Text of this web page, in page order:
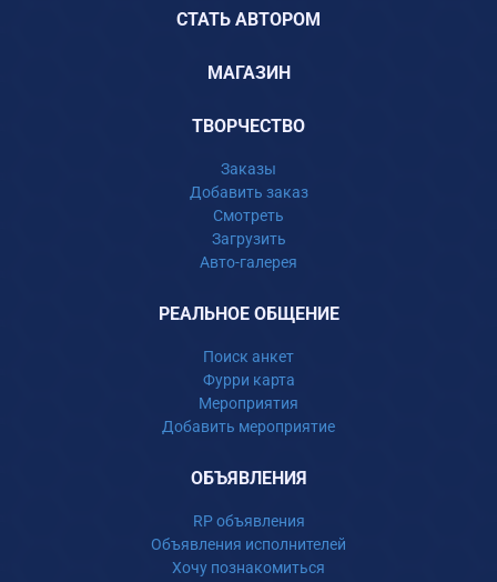
СТАТЬ АВТОРОМ
МАГАЗИН
ТВОРЧЕСТВО
Заказы
Добавить заказ
Смотреть
Загрузить
Авто-галерея
РЕАЛЬНОЕ ОБЩЕНИЕ
Поиск анкет
Фурри карта
Мероприятия
Добавить мероприятие
ОБЪЯВЛЕНИЯ
RP объявления
Объявления исполнителей
Хочу познакомиться